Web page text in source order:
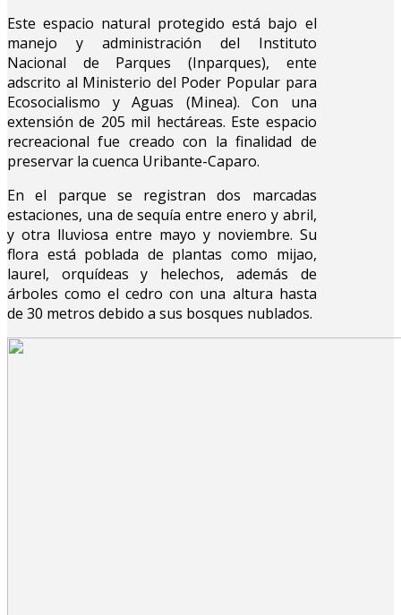
Este espacio natural protegido está bajo el
manejo y administración del Instituto
Nacional de Parques (Inparques), ente
adscrito al Ministerio del Poder Popular para
Ecosocialismo y Aguas (Minea). Con una
extensión de 205 mil hectáreas. Este espacio
recreacional fue creado con la finalidad de
preservar la cuenca Uribante-Caparo.
En el parque se registran dos marcadas
estaciones, una de sequía entre enero y abril,
y otra lluviosa entre mayo y noviembre. Su
flora está poblada de plantas como mijao,
laurel, orquídeas y helechos, además de
árboles como el cedro con una altura hasta
de 30 metros debido a sus bosques nublados.